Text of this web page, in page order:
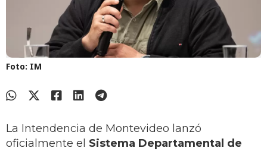
Foto: IM
La Intendencia de Montevideo lanzó
oficialmente el Sistema Departamental de